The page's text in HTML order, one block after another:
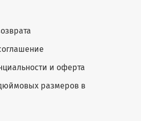
и оферта
размеров в